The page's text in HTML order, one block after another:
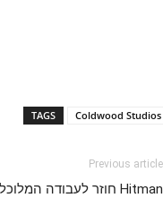
TAGS Coldwood Studios
Previous article
Hitman חוזר לעבודה המלוכלכת